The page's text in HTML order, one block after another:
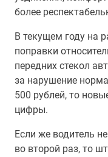
более
В текущем году на
поправки
передних стекол
за нарушение
500 рублей, то
цифры.
Если же водитель
во второй раз, то